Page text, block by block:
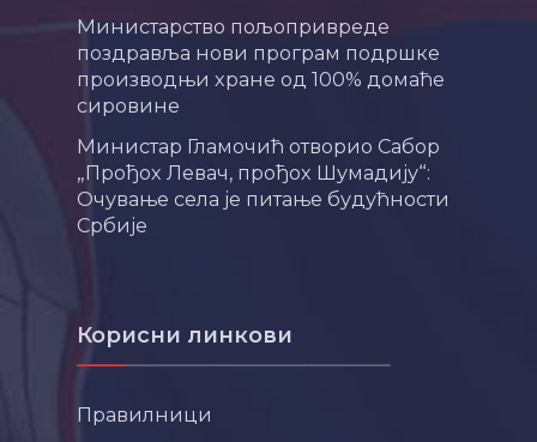
Министарство пољопривреде
поздравља нови програм подршке
производњи хране од 100% домаће
сировине
Министар Гламочић отворио Сабор
„Прођох Левач, прођох Шумадију“:
Очување села је питање будућности
Србије
Корисни линкови
Правилници